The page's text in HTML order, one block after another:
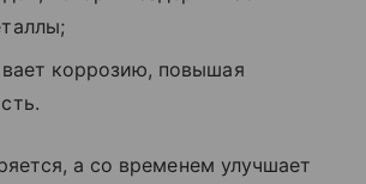
коррозию, повышая
а со временем улучшает